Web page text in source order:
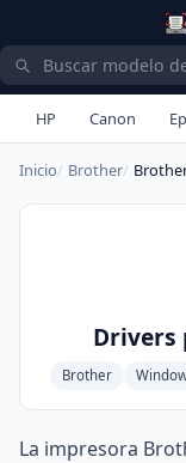
HP Canon
Inicio Brother
Drivers
Brother
La impresora